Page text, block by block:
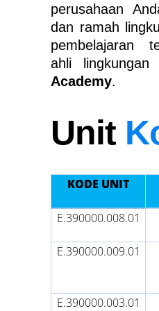
perusahaan
dan ramah
pembelajaran
ahli
Academy.
Unit
KODE UNIT
E.390000.008.01
E.390000.009.01
E.390000.003.01